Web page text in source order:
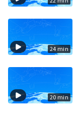
24 min
20 min